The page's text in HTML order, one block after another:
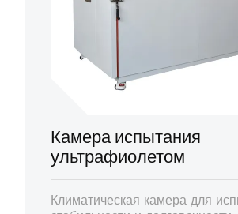
Камера испытания
ультрафиолетом
Климатическая камера для